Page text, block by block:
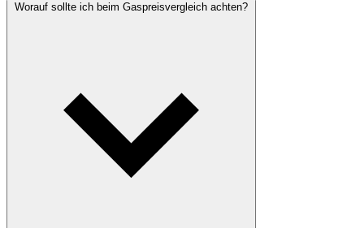
Worauf sollte ich beim Gaspreisvergleich achten?